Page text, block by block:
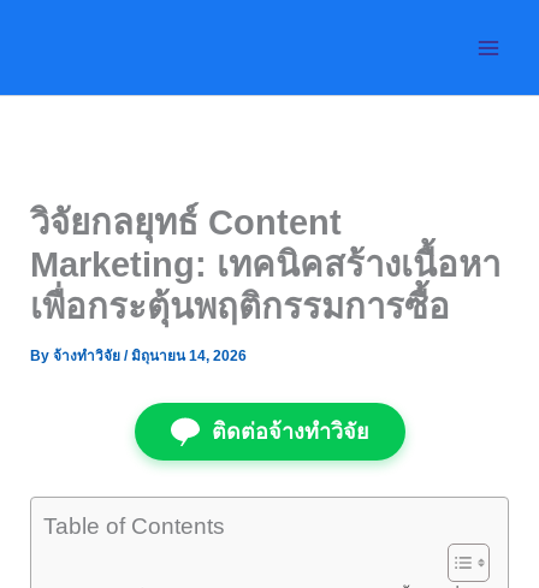
วิจัยกลยุทธ์ Content
Marketing: เทคนิคสร้างเนื้อหา
เพื่อกระตุ้นพฤติกรรมการซื้อ
By จ้างทำวิจัย /มิถุนายน 14, 2026
ติดต่อจ้างทำวิจัย
Table of Contents